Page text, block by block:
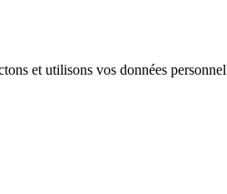
et utilisons vos données